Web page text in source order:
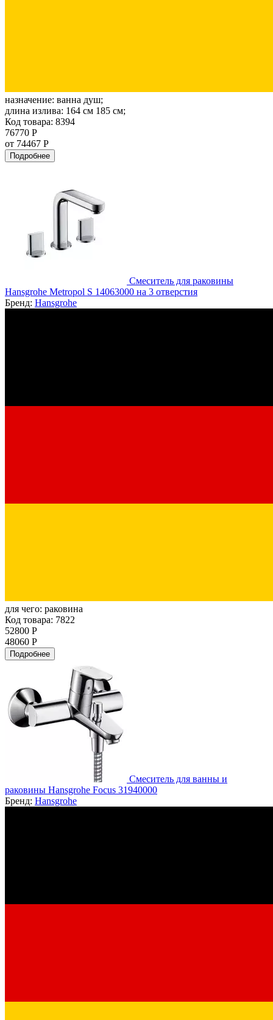
назначение: ванна душ;
длина излива: 164 см 185 см;
Код товара: 8394
76770 Р
от 74467 Р
Подробнее
Смеситель для раковины
Hansgrohe Metropol S 14063000 на 3 отверстия
Бренд: Hansgrohe
для чего: раковина
Код товара: 7822
52800 Р
48060 Р
Подробнее
Смеситель для ванны и
раковины Hansgrohe Focus 31940000
Бренд: Hansgrohe